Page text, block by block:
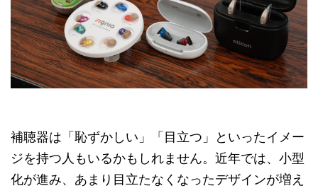
補聴器は「恥ずかしい」「目立つ」といったイメー
ジを持つ人もいるかもしれません。近年では、小型
化が進み、あまり目立たなくなったデザインが増え